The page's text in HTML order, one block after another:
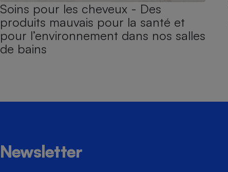
Soins pour les cheveux - Des
produits mauvais pour la santé et
pour l’environnement dans nos salles
de bains
Newsletter